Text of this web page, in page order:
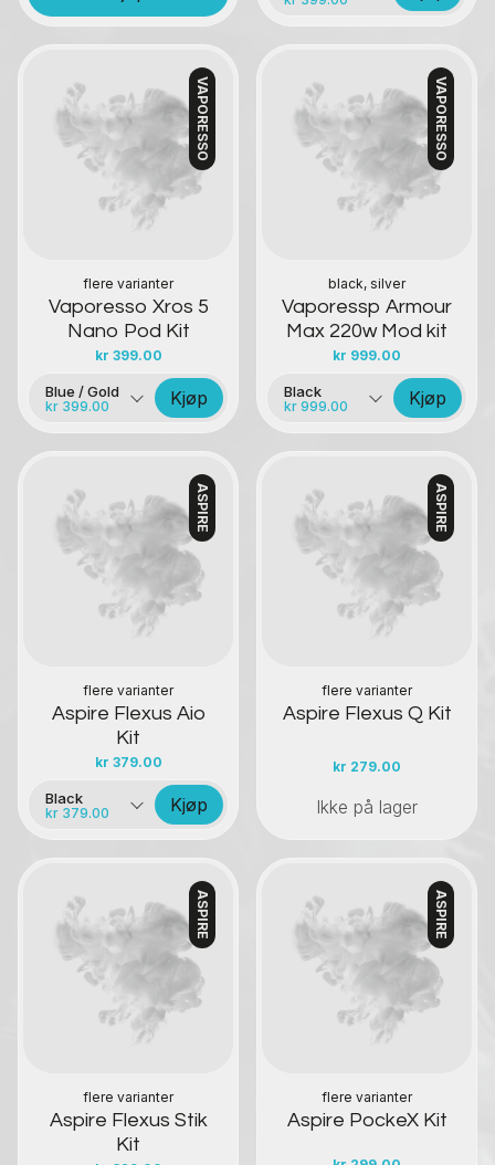
VAPORESSO
flere varianter
Vaporesso Xros 5
Nano Pod Kit
kr 399.00
Kontakt oss
Blue / Gold
kr 399.00 Kjøp
VAPORESSO
black, silver
Vaporessp Armour
Max 220w Mod kit
kr 999.00
Kontakt oss
Black
kr 999.00 Kjøp
ASPIRE
flere varianter
Aspire Flexus Aio
Kit
kr 379.00
Kontakt oss
Black
kr 379.00 Kjøp
ASPIRE
flere varianter
Aspire Flexus Q Kit
kr 279.00
Kontakt oss
Ikke på lager
ASPIRE
flere varianter
Aspire Flexus Stik
Kit
Kontakt oss
ASPIRE
flere varianter
Aspire PockeX Kit
Kontakt oss